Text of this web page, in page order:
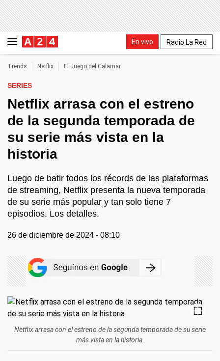
En vivo Radio La Red
Trends Netflix El Juego del Calamar
SERIES
Netflix arrasa con el estreno
de la segunda temporada de
su serie más vista en la
historia
Luego de batir todos los récords de las plataformas
de streaming, Netflix presenta la nueva temporada
de su serie más popular y tan solo tiene 7
episodios. Los detalles.
26 de diciembre de 2024 - 08:10
Netflix arrasa con el estreno de la segunda temporada de su serie
más vista en la historia.